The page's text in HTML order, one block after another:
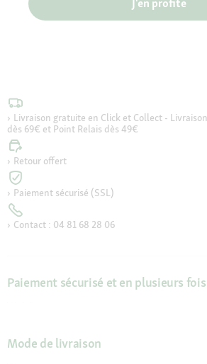
J'en profite
Livraison gratuite en Click et Collect -
dès 69€ et Point Relais dès 49€
Retour offert
Paiement sécurisé (SSL)
Contact : 04 81 68 28 06
Paiement sécurisé et en plusieurs fois
Mode de livraison